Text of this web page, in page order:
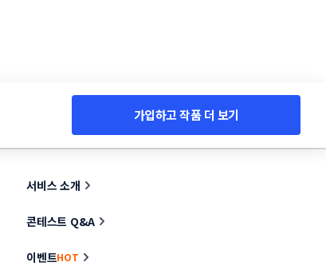
가입하고 작품 더 보기
서비스 소개
콘테스트 Q&A
이벤트HOT